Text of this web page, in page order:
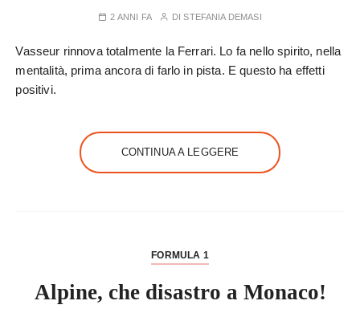
2 ANNI FA DISTEFANIA DEMASI
Vasseur rinnova totalmente la Ferrari. Lo fa nello spirito, nella
mentalità, prima ancora di farlo in pista. E questo ha effetti
positivi.
CONTINUA A LEGGERE
FORMULA 1
Alpine, che disastro a Monaco!